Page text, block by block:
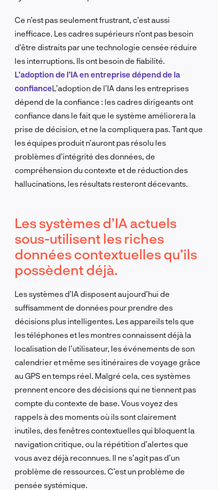
Ce n’est pas seulement frustrant, c’est aussi
inefficace. Les cadres supérieurs n’ont pas besoin
d’être distraits par une technologie censée réduire
les interruptions. Ils ont besoin de fiabilité.
L’adoption de l’IA en entreprise dépend de la
confianceL’adoption de l’IA dans les entreprises
dépend de la confiance : les cadres dirigeants ont
confiance dans le fait que le système améliorera la
prise de décision, et ne la compliquera pas. Tant que
les équipes produit n’auront pas résolu les
problèmes d’intégrité des données, de
compréhension du contexte et de réduction des
hallucinations, les résultats resteront décevants.
Les systèmes d’IA actuels
sous-utilisent les riches
données contextuelles qu’ils
possèdent déjà.
Les systèmes d’IA disposent aujourd’hui de
suffisamment de données pour prendre des
décisions plus intelligentes. Les appareils tels que
les téléphones et les montres connaissent déjà la
localisation de l’utilisateur, les événements de son
calendrier et même ses itinéraires de voyage grâce
au GPS en temps réel. Malgré cela, ces systèmes
prennent encore des décisions qui ne tiennent pas
compte du contexte de base. Vous voyez des
rappels à des moments où ils sont clairement
inutiles, des fenêtres contextuelles qui bloquent la
navigation critique, ou la répétition d’alertes que
vous avez déjà reconnues. Il ne s’agit pas d’un
problème de ressources. C’est un problème de
pensée systémique.